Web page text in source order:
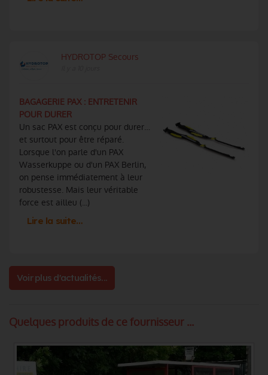
HYDROTOP Secours
BAGAGERIE PAX : ENTRETENIR
POUR DURER
Un sac PAX est conçu pour durer…
et surtout pour être réparé.
Lorsque l'on parle d'un PAX
Wasserkuppe ou d'un PAX Berlin,
on pense immédiatement à leur
robustesse. Mais leur véritable
force est ailleu (...)
Lire la suite…
Voir plus d'actualités...
Quelques produits de ce fournisseur ...